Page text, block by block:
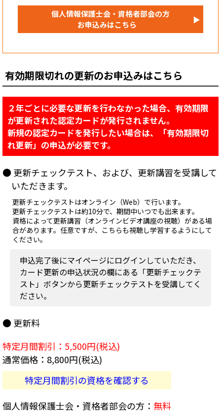
個人情報保護士会・資格者部会の方
お申込みはこちら
▶
有効期限切れの更新のお申込みはこちら
２年ごとに必要な更新を行わなかった場合、有効期限
が更新された認定カードが発行されません。
新規の認定カードを発行したい場合は、「有効期限切
れ更新」の申込が必要です。
● 更新チェックテスト、および、更新講習を受講して
いただきます。
更新チェックテストはオンライン（Web）で行います。
更新チェックテストは約10分で、期間中いつでも出来ます。
資格によって更新講習（オンラインビデオ講座の視聴）がある場
合があります。任意ですが、こちらも視聴し学習するようにして
ください。
申込完了後にマイページにログインしていただき、
カード更新の申込状況の欄にある「更新チェックテ
スト」ボタンから更新チェックテストを受講してく
ださい。
● 更新料
特定月間割引：5,500円(税込)
通常価格：8,800円(税込)
特定月間割引の資格を確認する
個人情報保護士会・資格者部会の方： 無料